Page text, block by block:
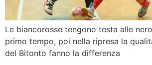
Le biancorosse tengono testa alle
primo tempo, poi nella ripresa la
del Bitonto fanno la differenza